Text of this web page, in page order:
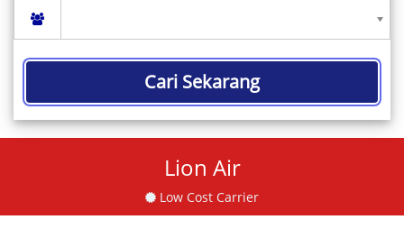
Cari Sekarang
Lion Air
Low Cost Carrier